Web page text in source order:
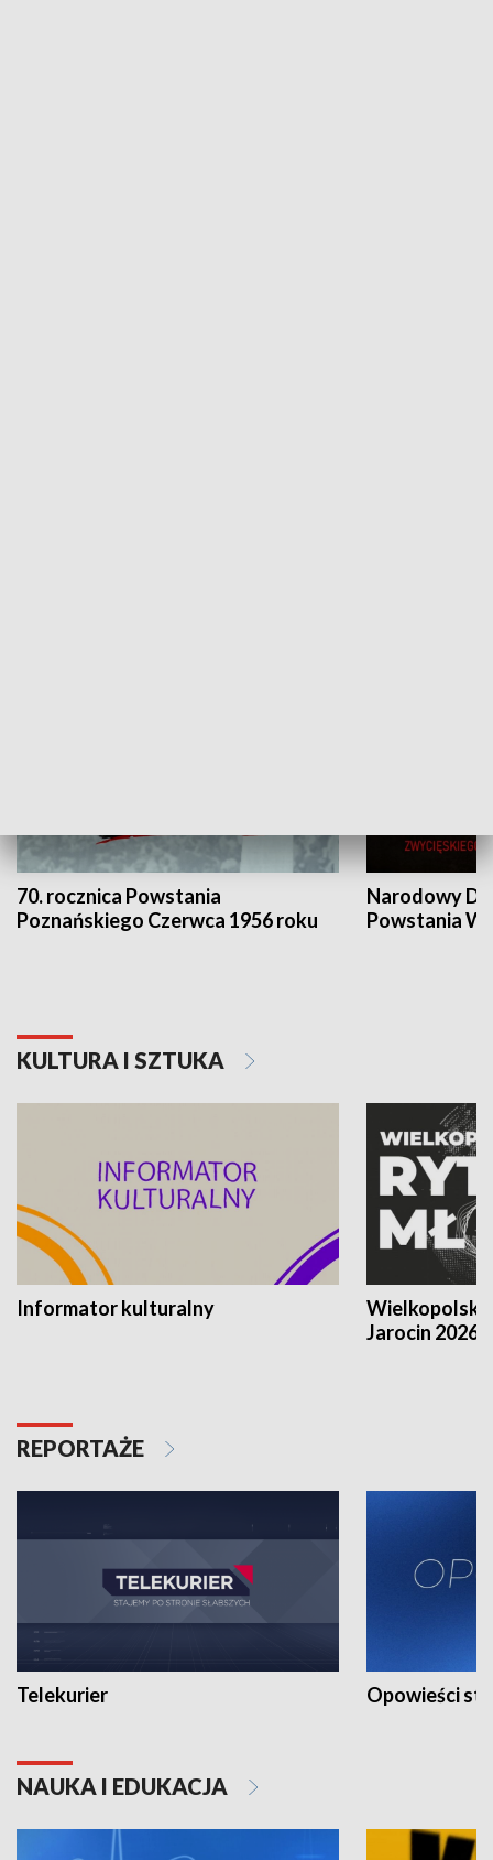
70. rocznica Powstania
Poznańskiego Czerwca 1956 roku
Narodowy
Powstania
KULTURA I SZTUKA
Informator kulturalny
Jarocin 2026
REPORTAŻE
Telekurier Opowieści
NAUKA I EDUKACJA